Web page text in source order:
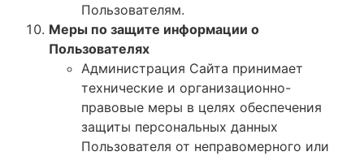
Пользователям.
Меры по защите информации о
Пользователях
Администрация Сайта принимает
технические и организационно-
правовые меры в целях обеспечения
защиты персональных данных
Пользователя от неправомерного или